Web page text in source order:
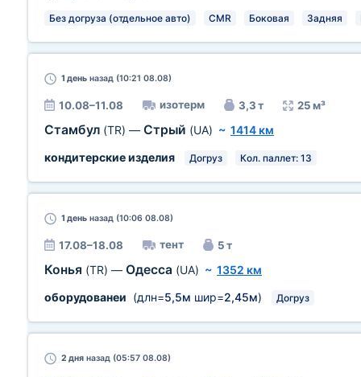
Без догруза (отдельное авто) CMR Боковая Задняя
1 день назад (10:21 08.08)
10.08–11.08 изотерм 3,3 т 25 м³
Стамбул (TR) — Стрый (UA) ~ 1414 км
кондитерские изделия
Догруз Кол. паллет: 13
1 день назад (10:06 08.08)
17.08–18.08 тент 5 т
Конья (TR) — Одесса (UA) ~ 1352 км
оборудованеи (длн=5,5м шир=2,45м) Догруз
2 дня назад (05:57 08.08)